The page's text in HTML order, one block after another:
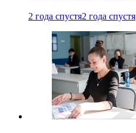
2 года спустя2 года спустя